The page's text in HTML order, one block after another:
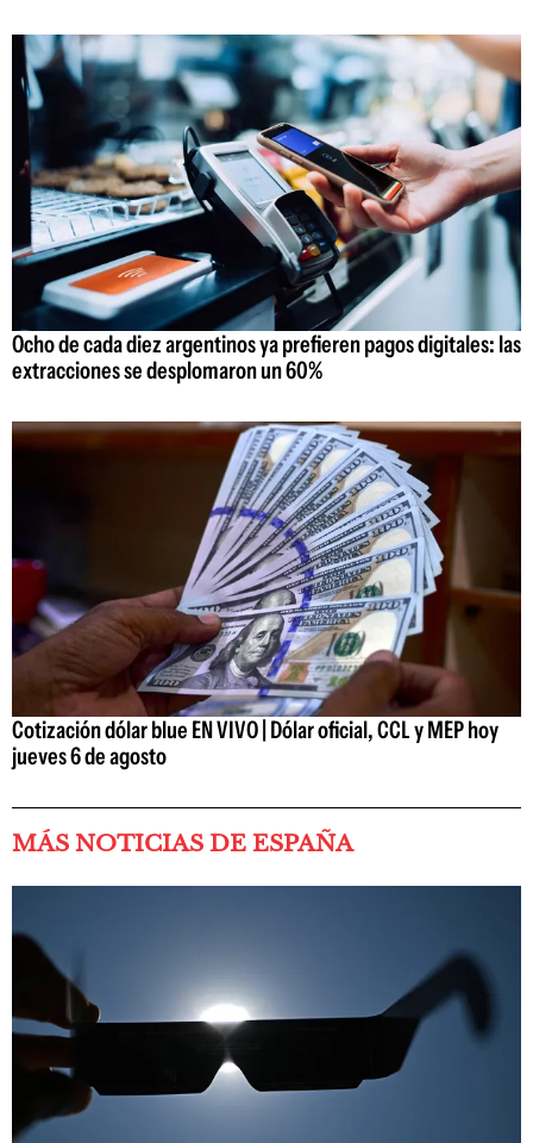
Ocho de cada diez argentinos ya prefieren pagos digitales: las
extracciones se desplomaron un 60%
Cotización dólar blue EN VIVO | Dólar oficial, CCL y MEP hoy
jueves 6 de agosto
MÁS NOTICIAS DE ESPAÑA